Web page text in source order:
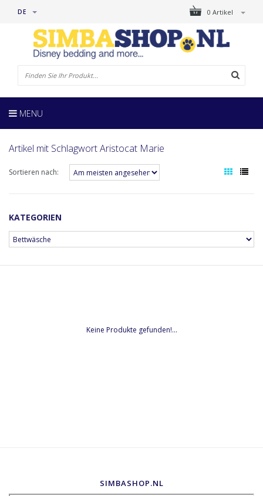
0 Artikel
DE
MENU
Artikel mit Schlagwort Aristocat Marie
Sortieren nach:
KATEGORIEN
Keine Produkte gefunden!...
SIMBASHOP.NL